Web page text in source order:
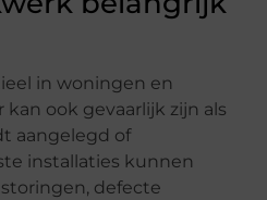
in woningen en
kan ook gevaarlijk zijn als
aangelegd of
installaties kunnen
defecte